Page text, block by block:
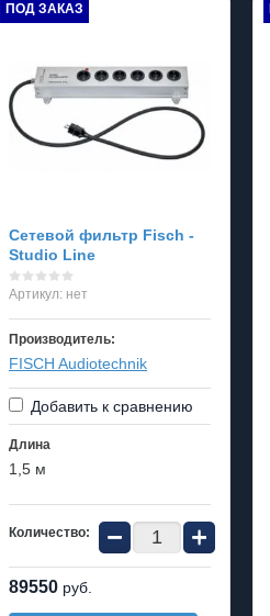
ПОД ЗАКАЗ
Сетевой фильтр Fisch -
Studio Line
Артикул: нет
Производитель:
FISCH Audiotechnik
Добавить к сравнению
Длина
1,5 м
Количество: − +
89550 руб.